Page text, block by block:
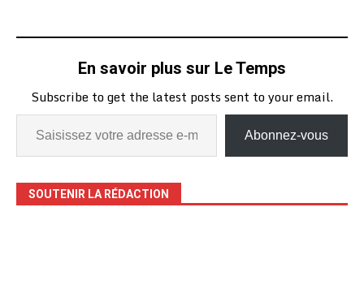
En savoir plus sur Le Temps
Subscribe to get the latest posts sent to your email.
Abonnez-vous
SOUTENIR LA RÉDACTION